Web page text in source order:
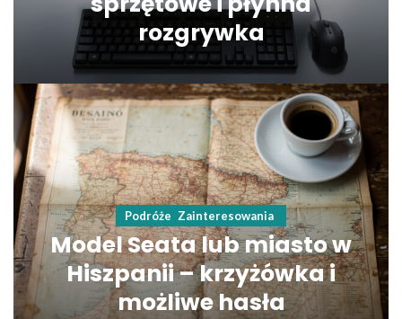
rozgrywka
Podróże Zainteresowania
Model Seata lub miasto w
Hiszpanii – krzyżówka i
możliwe hasła